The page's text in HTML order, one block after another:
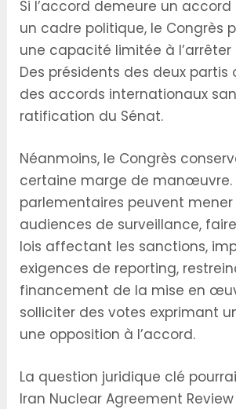
Si l’accord demeure un
un cadre politique, le Congrès
une capacité limitée à
Des présidents des deux partis
des accords internationaux
ratification du Sénat.
Néanmoins, le Congrès
certaine marge de manœuvre.
parlementaires peuvent mener
audiences de surveillance,
lois affectant les sanctions,
exigences de reporting,
financement de la mise en
solliciter des votes exprimant
une opposition à l’accord.
La question juridique clé
Iran Nuclear Agreement